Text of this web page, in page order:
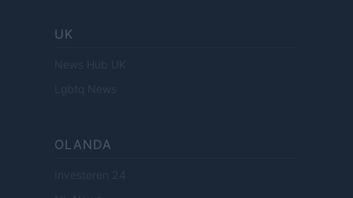
UK
News Hub UK
Lgbtq News
OLANDA
Investeren 24